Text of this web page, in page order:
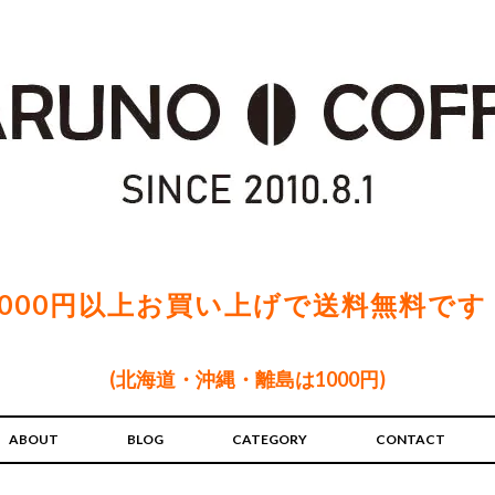
円以上お買い上げで送料無料です
(北海道・沖縄・離島は1000円)
ABOUT BLOG CATEGORY CONTACT